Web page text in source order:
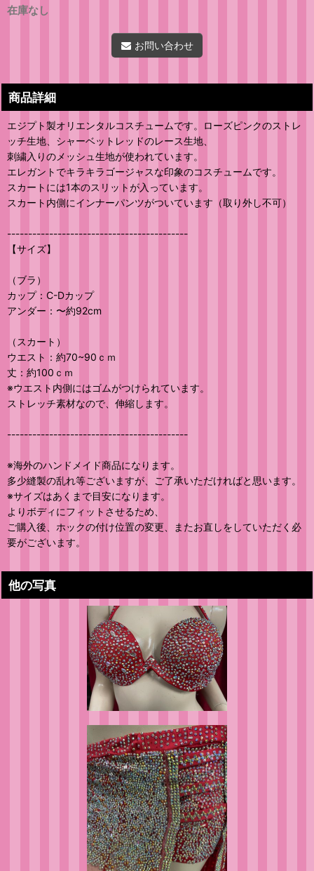
在庫なし
お問い合わせ
商品詳細
エジプト製オリエンタルコスチュームです。ローズピンクのストレ
ッチ生地、シャーベットレッドのレース生地、
刺繍入りのメッシュ生地が使われています。
エレガントでキラキラゴージャスな印象のコスチュームです。
スカートには1本のスリットが入っています。
スカート内側にインナーパンツがついています（取り外し不可）
-------------------------------------------
【サイズ】
（ブラ）
カップ：C-Dカップ
アンダー：〜約92cm
（スカート）
ウエスト：約70~90ｃｍ
丈：約100ｃｍ
※ウエスト内側にはゴムがつけられています。
ストレッチ素材なので、伸縮します。
-------------------------------------------
※海外のハンドメイド商品になります。
多少縫製の乱れ等ございますが、ご了承いただければと思います。
※サイズはあくまで目安になります。
よりボディにフィットさせるため、
ご購入後、ホックの付け位置の変更、またお直しをしていただく必
要がございます。
他の写真